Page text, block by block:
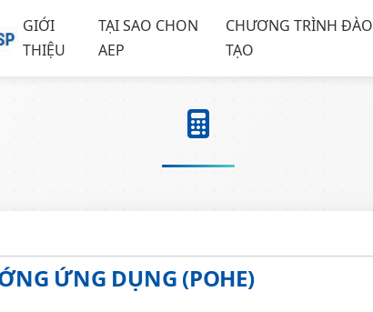
GIỚI
THIỆU
TẠI SAO CHON
AEP
CHƯƠNG TRÌNH ĐÀO
TẠO
ỨNG DỤNG (POHE)